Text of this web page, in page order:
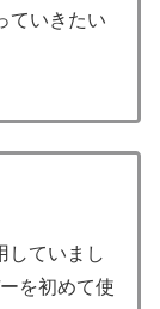
ていきたい
していまし
を初めて使